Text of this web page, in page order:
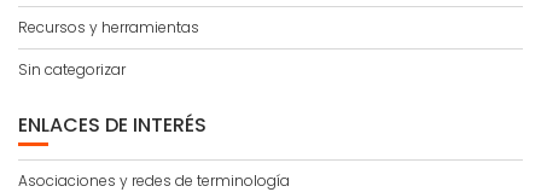
Recursos y herramientas
Sin categorizar
ENLACES DE INTERÉS
Asociaciones y redes de terminología